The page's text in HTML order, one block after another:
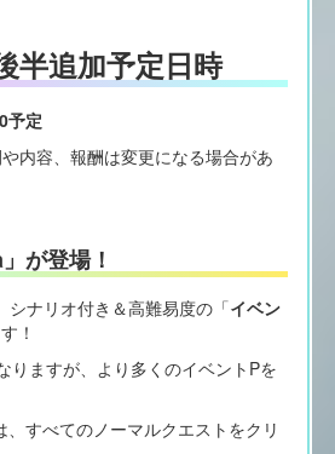
追加予定日時
予定
内容、報酬は変更になる場合があ
が登場！
シナリオ付き＆高難易度の「イベン
！
りますが、より多くのイベントPを
すべてのノーマルクエストをクリ